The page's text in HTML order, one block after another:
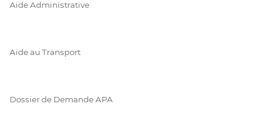
Aide Administrative
Aide au Transport
Dossier de Demande APA